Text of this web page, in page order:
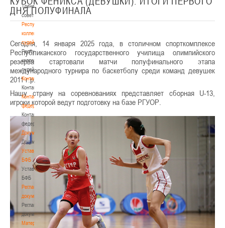
Тренерский
совет
Республиканская
коллегия
судей
Республиканская
коллегия
судей
Контакты
Контакты
Контакты
федерации
Контакты
федерации
Документы
Документы
Устав
БФБ
Устав
БФБ
Регламентирующие
документы
Регламентирующие
документы
Материалы
ДНЯ ПОЛУФИНАЛА
Сегодня, 14 января 2025 года, в столичном спорткомплексе
Республиканского государственного училища олимпийского
резерва стартовали матчи полуфинального этапа
международного турнира по баскетболу среди команд девушек
2011 г.р.
Нашу страну на соревнованиях представляет сборная U-13,
игроки которой ведут подготовку на базе РГУОР.